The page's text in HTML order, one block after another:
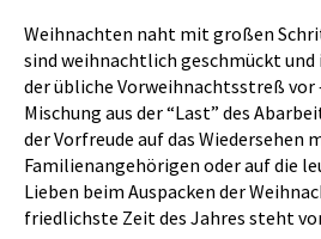
Weihnachten naht mit großen
sind weihnachtlich geschmückt
der übliche Vorweihnachtsstreß vor
Mischung aus der “Last” des
der Vorfreude auf das Wiedersehen
Familienangehörigen oder auf die
Lieben beim Auspacken der
friedlichste Zeit des Jahres steht